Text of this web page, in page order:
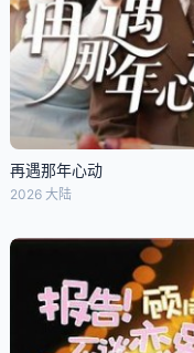
再遇那年心动
2026 大陆